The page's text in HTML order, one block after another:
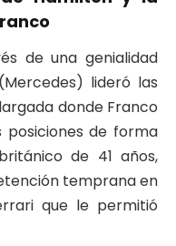
de una genialidad
lideró las
donde Franco
de forma
de 41 años,
temprana en
que le permitió